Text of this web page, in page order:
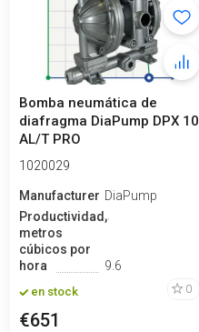
Bomba neumática de
diafragma DiaPump DPX 10
AL/T PRO
1020029
ManufactureroDiaPump
Productividad,
metros
cúbicos por
hora
9.6
en stock 0
€651